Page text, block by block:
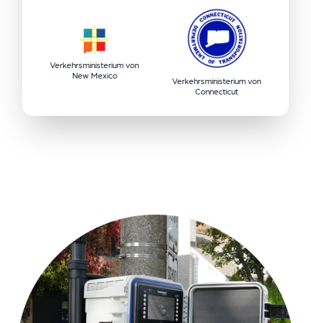
Verkehrsministerium von
New Mexico
Verkehrsministerium von
Connecticut